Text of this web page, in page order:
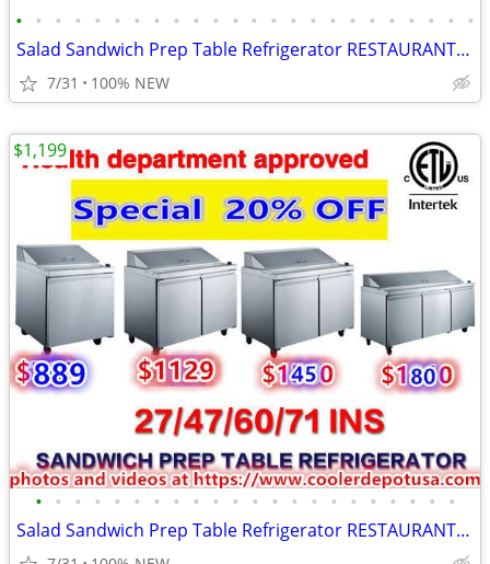
• • • • • • • • • • • • • • • • • • • • • • • •
Salad Sandwich Prep Table Refrigerator RESTAURANT EQUIPMENT
7/31 100% NEW
• • • • • • • • • • • • • • • • • • • • • •
Salad Sandwich Prep Table Refrigerator RESTAURANT EQUIPMENT
$1,199